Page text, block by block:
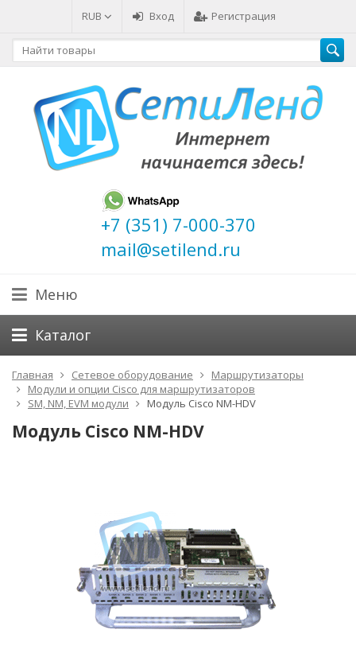
RUB Вход Регистрация
+7 (351) 7-000-370
mail@setilend.ru
Меню
Каталог
Главная Сетевое оборудование
Маршрутизаторы
Модули и опции Cisco для маршрутизаторов
SM, NM, EVM модули
Модуль Cisco NM-HDV
Модуль Cisco NM-HDV